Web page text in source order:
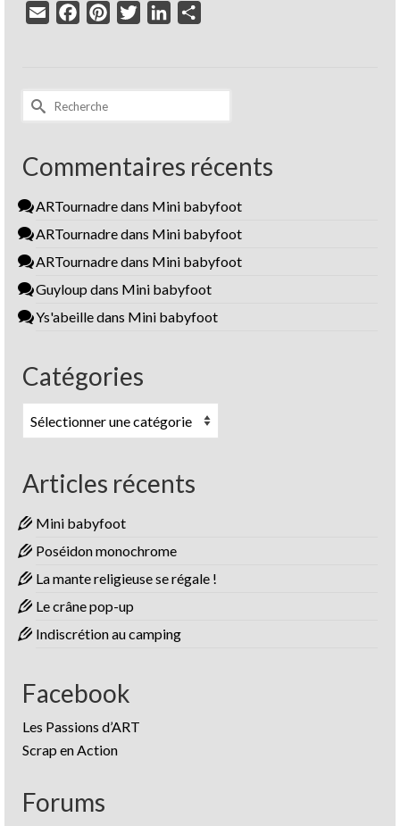
Email FacebookPinterestTwitterLinkedIn
Rechercher :
Commentaires récents
ARTournadredans Mini babyfoot
ARTournadredans Mini babyfoot
ARTournadredans Mini babyfoot
Guyloup dans Mini babyfoot
Ys'abeilledans Mini babyfoot
Catégories
Catégories
Articles récents
Mini babyfoot
Poséidon monochrome
La mante religieuse se régale !
Le crâne pop-up
Indiscrétion au camping
Facebook
Les Passions d’ART
Scrap en Action
Forums